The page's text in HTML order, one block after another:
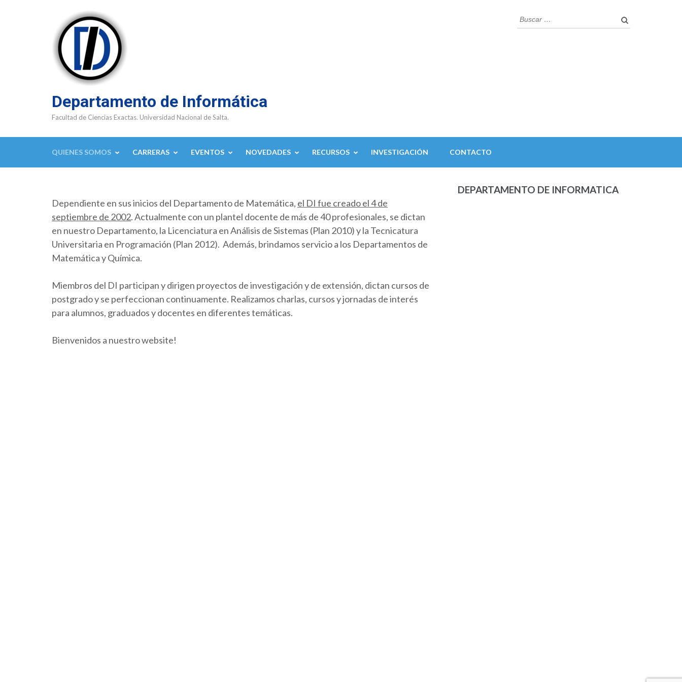
Departamento de Informática
Facultad de Ciencias Exactas. Universidad Nacional de Salta.
Buscar:
QUIENES SOMOS CARRERAS EVENTOS NOVEDADES RECURSOS INVESTIGACIÓN CONTACTO
Dependiente en sus inicios del Departamento de Matemática, el DI fue creado el 4 de
septiembre de 2002. Actualmente con un plantel docente de más de 40 profesionales, se dictan
en nuestro Departamento, la Licenciatura en Análisis de Sistemas (Plan 2010) y la Tecnicatura
Universitaria en Programación (Plan 2012). Además, brindamos servicio a los Departamentos de
Matemática y Química.
Miembros del DI participan y dirigen proyectos de investigación y de extensión, dictan cursos de
postgrado y se perfeccionan continuamente. Realizamos charlas, cursos y jornadas de interés
para alumnos, graduados y docentes en diferentes temáticas.
Bienvenidos a nuestro website!
DEPARTAMENTO DE INFORMATICA